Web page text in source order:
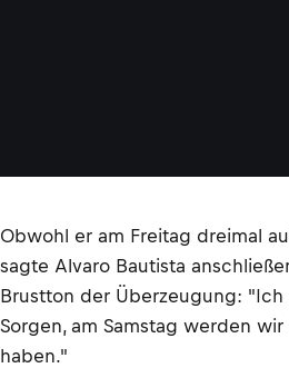
Obwohl er am Freitag dreimal
sagte Alvaro Bautista
Brustton der Überzeugung: "Ich
Sorgen, am Samstag werden
haben."